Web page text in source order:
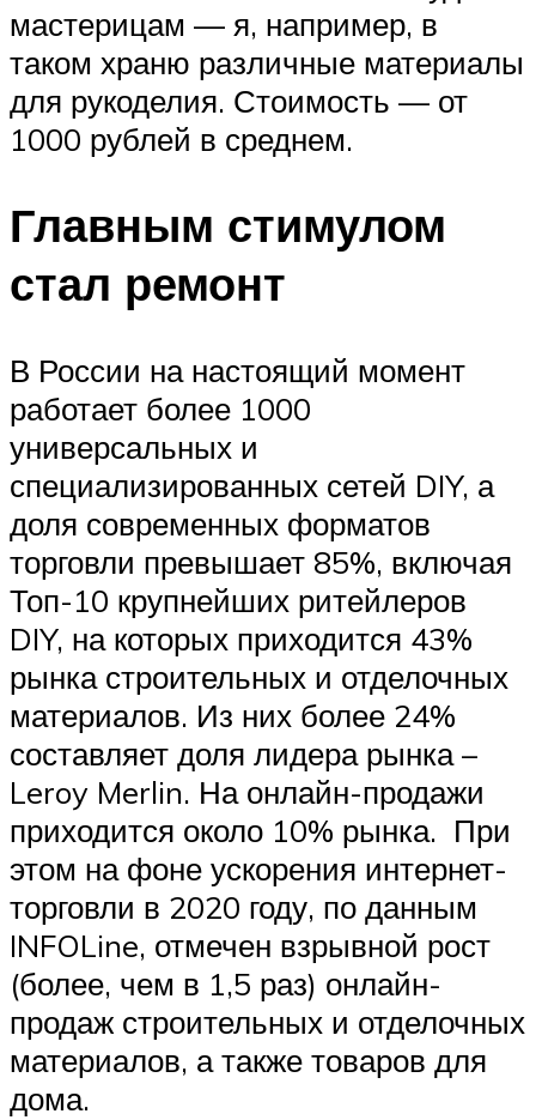
мастерицам — я, например, в
таком храню различные материалы
для рукоделия. Стоимость — от
1000 рублей в среднем.
Главным стимулом
стал ремонт
В России на настоящий момент
работает более 1000
универсальных и
специализированных сетей DIY, а
доля современных форматов
торговли превышает 85%, включая
Топ-10 крупнейших ритейлеров
DIY, на которых приходится 43%
рынка строительных и отделочных
материалов. Из них более 24%
составляет доля лидера рынка –
Leroy Merlin. На онлайн-продажи
приходится около 10% рынка. При
этом на фоне ускорения интернет-
торговли в 2020 году, по данным
INFOLine, отмечен взрывной рост
(более, чем в 1,5 раз) онлайн-
продаж строительных и отделочных
материалов, а также товаров для
дома.